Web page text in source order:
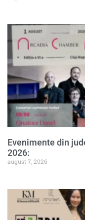
Evenimente din
2026:
august 7, 2026